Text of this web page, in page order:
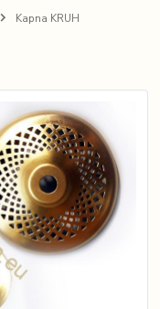
Kapna KRUH